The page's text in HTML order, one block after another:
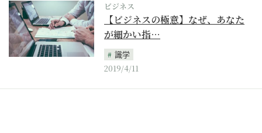
ビジネス
【ビジネスの極意】なぜ、あなた
が細かい指…
識学
2019/4/11